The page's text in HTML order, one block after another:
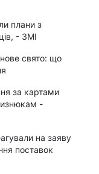
плани з
- ЗМІ
нове свято: що
за картами
-
на заяву
поставок